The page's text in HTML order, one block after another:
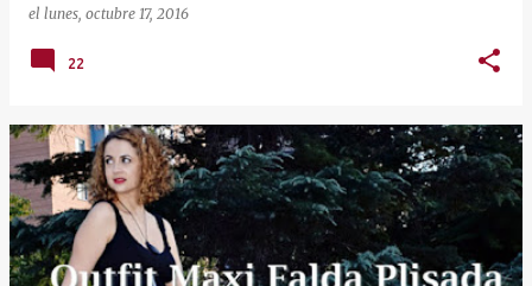
el lunes, octubre 17, 2016
22